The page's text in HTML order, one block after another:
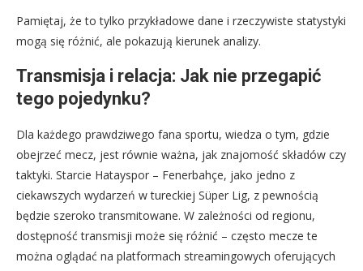
Pamiętaj, że to tylko przykładowe dane i rzeczywiste statystyki
mogą się różnić, ale pokazują kierunek analizy.
Transmisja i relacja: Jak nie przegapić
tego pojedynku?
Dla każdego prawdziwego fana sportu, wiedza o tym, gdzie
obejrzeć mecz, jest równie ważna, jak znajomość składów czy
taktyki. Starcie Hatayspor – Fenerbahçe, jako jedno z
ciekawszych wydarzeń w tureckiej Süper Lig, z pewnością
będzie szeroko transmitowane. W zależności od regionu,
dostępność transmisji może się różnić – często mecze te
można oglądać na platformach streamingowych oferujących